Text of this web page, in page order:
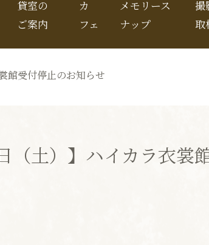
貸室の
ご案内
カ
フェ
メモリース
ナップ
撮
取
館受付停止のお知らせ
（土）】ハイカラ衣裳